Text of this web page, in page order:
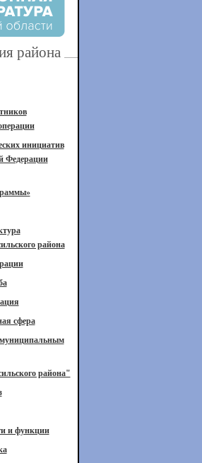
района
инициатив
Федерации
района
сфера
района"
и функции